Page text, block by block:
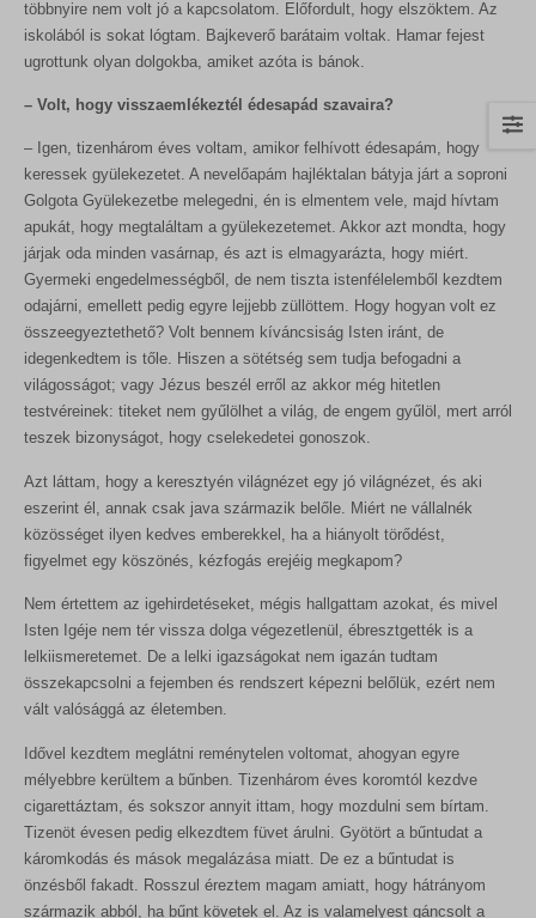
többnyire nem volt jó a kapcsolatom. Előfordult, hogy elszöktem. Az
iskolából is sokat lógtam. Bajkeverő barátaim voltak. Hamar fejest
ugrottunk olyan dolgokba, amiket azóta is bánok.
– Volt, hogy visszaemlékeztél édesapád szavaira?
– Igen, tizenhárom éves voltam, amikor felhívott édesapám, hogy
keressek gyülekezetet. A nevelőapám hajléktalan bátyja járt a soproni
Golgota Gyülekezetbe melegedni, én is elmentem vele, majd hívtam
apukát, hogy megtaláltam a gyülekezetemet. Akkor azt mondta, hogy
járjak oda minden vasárnap, és azt is elmagyarázta, hogy miért.
Gyermeki engedelmességből, de nem tiszta istenfélelemből kezdtem
odajárni, emellett pedig egyre lejjebb züllöttem. Hogy hogyan volt ez
összeegyeztethető? Volt bennem kíváncsiság Isten iránt, de
idegenkedtem is tőle. Hiszen a sötétség sem tudja befogadni a
világosságot; vagy Jézus beszél erről az akkor még hitetlen
testvéreinek: titeket nem gyűlölhet a világ, de engem gyűlöl, mert arról
teszek bizonyságot, hogy cselekedetei gonoszok.
Azt láttam, hogy a keresztyén világnézet egy jó világnézet, és aki
eszerint él, annak csak java származik belőle. Miért ne vállalnék
közösséget ilyen kedves emberekkel, ha a hiányolt törődést,
figyelmet egy köszönés, kézfogás erejéig megkapom?
Nem értettem az igehirdetéseket, mégis hallgattam azokat, és mivel
Isten Igéje nem tér vissza dolga végezetlenül, ébresztgették is a
lelkiismeretemet. De a lelki igazságokat nem igazán tudtam
összekapcsolni a fejemben és rendszert képezni belőlük, ezért nem
vált valósággá az életemben.
Idővel kezdtem meglátni reménytelen voltomat, ahogyan egyre
mélyebbre kerültem a bűnben. Tizenhárom éves koromtól kezdve
cigarettáztam, és sokszor annyit ittam, hogy mozdulni sem bírtam.
Tizenöt évesen pedig elkezdtem füvet árulni. Gyötört a bűntudat a
káromkodás és mások megalázása miatt. De ez a bűntudat is
önzésből fakadt. Rosszul éreztem magam amiatt, hogy hátrányom
származik abból, ha bűnt követek el. Az is valamelyest gáncsolt a